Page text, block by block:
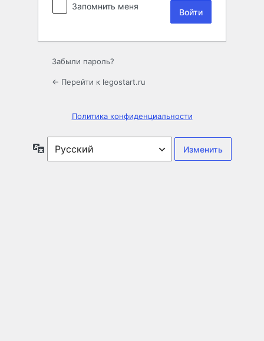
Запомнить меня
Забыли пароль?
← Перейти к legostart.ru
Политика конфиденциальности
Язык